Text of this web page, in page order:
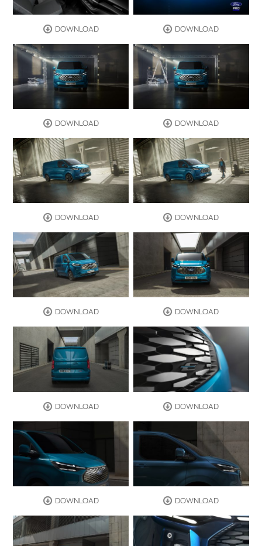
DOWNLOAD DOWNLOAD
DOWNLOAD DOWNLOAD
DOWNLOAD DOWNLOAD
DOWNLOAD DOWNLOAD
DOWNLOAD DOWNLOAD
DOWNLOAD DOWNLOAD